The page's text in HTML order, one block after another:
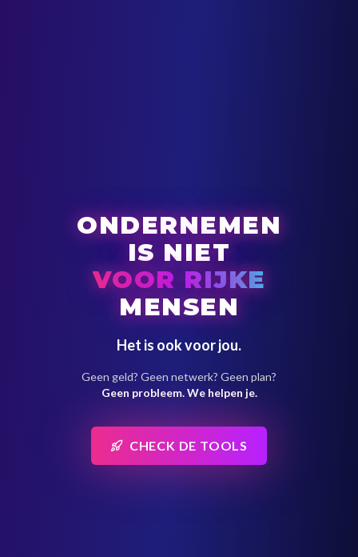
ONDERNEMEN
IS NIET
VOOR RIJKE
MENSEN
Het is ook voor jou.
Geen geld? Geen netwerk? Geen plan?
Geen probleem. We helpen je.
CHECK DE TOOLS